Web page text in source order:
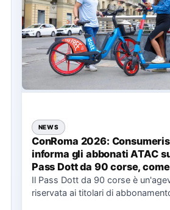
NEWS
ConRoma 2026:
informa gli abbonati ATAC
Pass Dott da 90 corse,
cosa spetta in caso di
Il Pass Dott da 90 corse è
riservata ai titolari di